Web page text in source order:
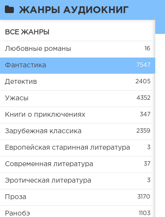
ЖАНРЫ АУДИОКНИГ
ВСЕ ЖАНРЫ
Любовные романы 16
Фантастика 7547
Детектив 2405
Ужасы 4352
Книги о приключениях 347
Зарубежная классика 2359
Европейская старинная литература 3
Современная литература 37
Эротическая литература 3
Проза 3170
Ранобэ 1103